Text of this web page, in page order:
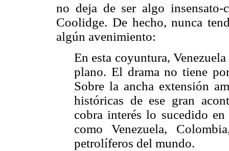
no deja de ser algo insensato-
Coolidge. De hecho, nunca
algún avenimiento:
En esta coyuntura,
plano. El drama no tiene
Sobre la ancha extensión
históricas de ese gran
cobra interés lo sucedido
como Venezuela,
petrolíferos del mundo.